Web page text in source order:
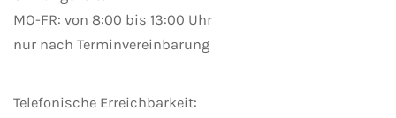
MO-FR: von 8:00 bis 13:00 Uhr
nur nach Terminvereinbarung
Telefonische Erreichbarkeit: